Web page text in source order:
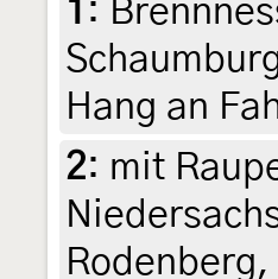
1 :
Hang an
2: mit